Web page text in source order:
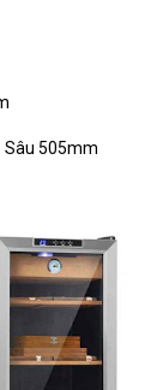
Sâu 505mm